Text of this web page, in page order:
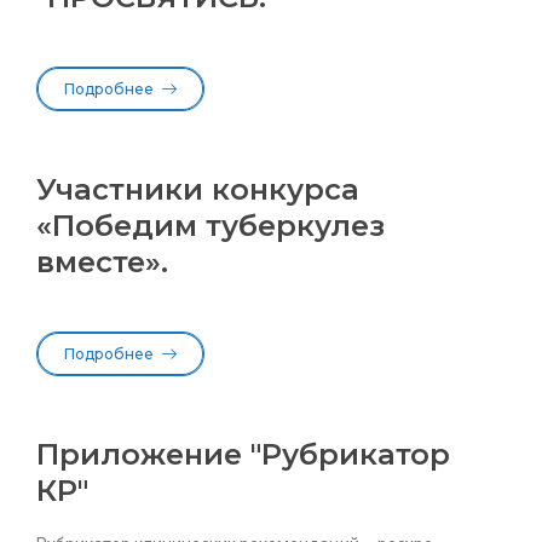
Подробнее
Участники конкурса
«Победим туберкулез
вместе».
Подробнее
Приложение "Рубрикатор
КР"